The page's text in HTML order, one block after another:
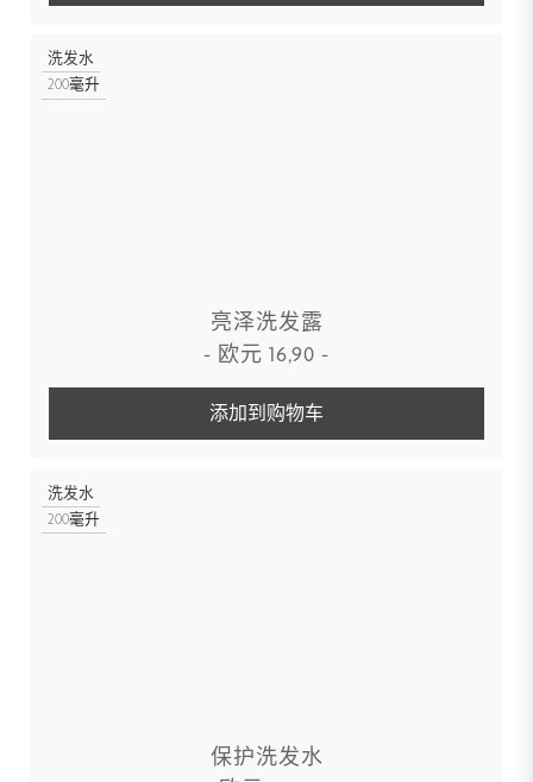
洗发水
200毫升
亮泽洗发露
- 欧元 16,90 -
添加到购物车
洗发水
200毫升
保护洗发水